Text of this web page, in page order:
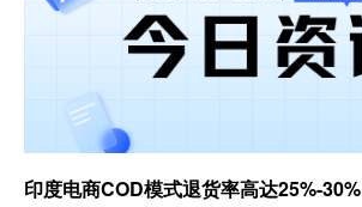
模板中心
合作伙伴
印度电商COD模式退货率高达25%-30%